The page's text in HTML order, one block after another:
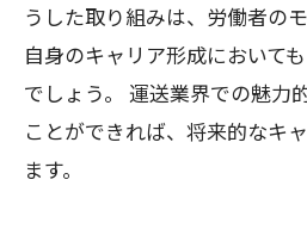
うした取り組みは、労働者の
自身のキャリア形成において
でしょう。 運送業界での魅力
ことができれば、将来的なキ
ます。